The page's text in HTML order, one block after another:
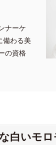
ナーケ
備わる美
の資格
白いモ